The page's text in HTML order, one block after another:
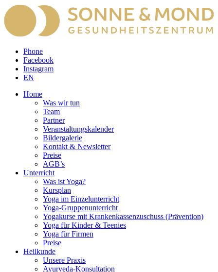
Phone
Facebook
Instagram
EN
Home
Was wir tun
Team
Partner
Veranstaltungskalender
Bildergalerie
Kontakt & Newsletter
Preise
AGB’s
Unterricht
Was ist Yoga?
Kursplan
Yoga im Einzelunterricht
Yoga-Gruppenunterricht
Yogakurse mit Krankenkassenzuschuss (Prävention)
Yoga für Kinder & Teenies
Yoga für Firmen
Preise
Heilkunde
Unsere Praxis
Ayurveda-Konsultation